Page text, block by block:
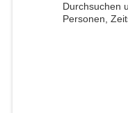
Durchsuchen
Personen,